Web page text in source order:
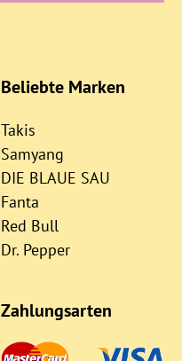
Beliebte Marken
Takis
Samyang
DIE BLAUE SAU
Fanta
Red Bull
Dr. Pepper
Zahlungsarten